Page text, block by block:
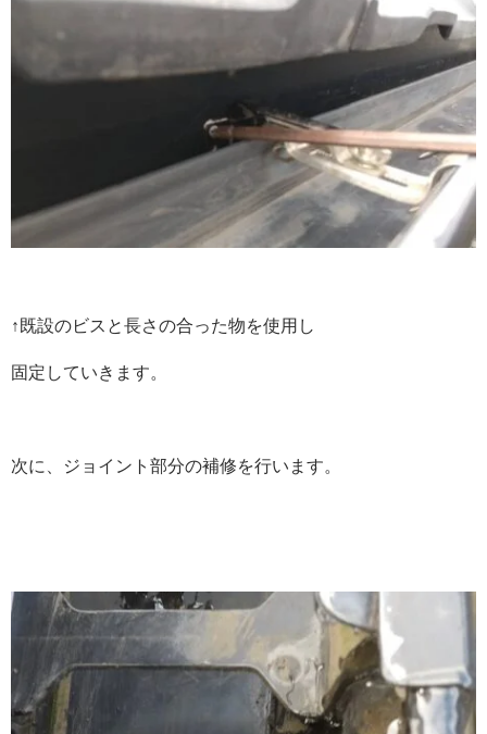
↑既設のビスと長さの合った物を使用し
固定していきます。
次に、ジョイント部分の補修を行います。